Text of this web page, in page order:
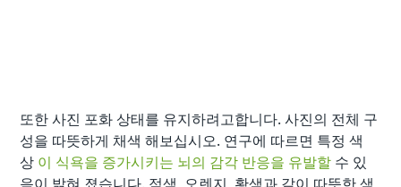
또한 사진 포화 상태를 유지하려고합니다. 사진의 전체 구
성을 따뜻하게 채색 해보십시오. 연구에 따르면 특정 색
상 이 식욕을 증가시키는 뇌의 감각 반응을 유발할 수 있